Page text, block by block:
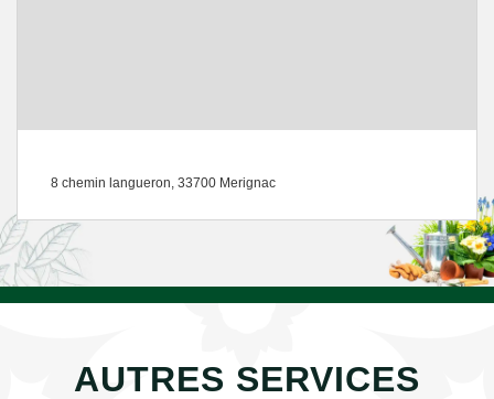
8 chemin langueron, 33700 Merignac
AUTRES SERVICES